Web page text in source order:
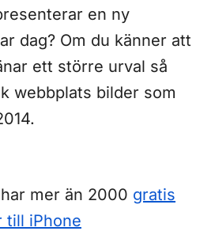
en ny
dag? Om du känner att
ett större urval så
webbplats bilder som
har mer än 2000 gratis
till iPhone